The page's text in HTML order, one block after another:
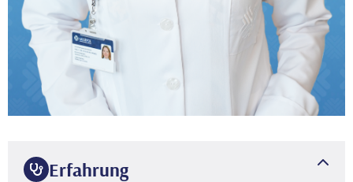
Erfahrung